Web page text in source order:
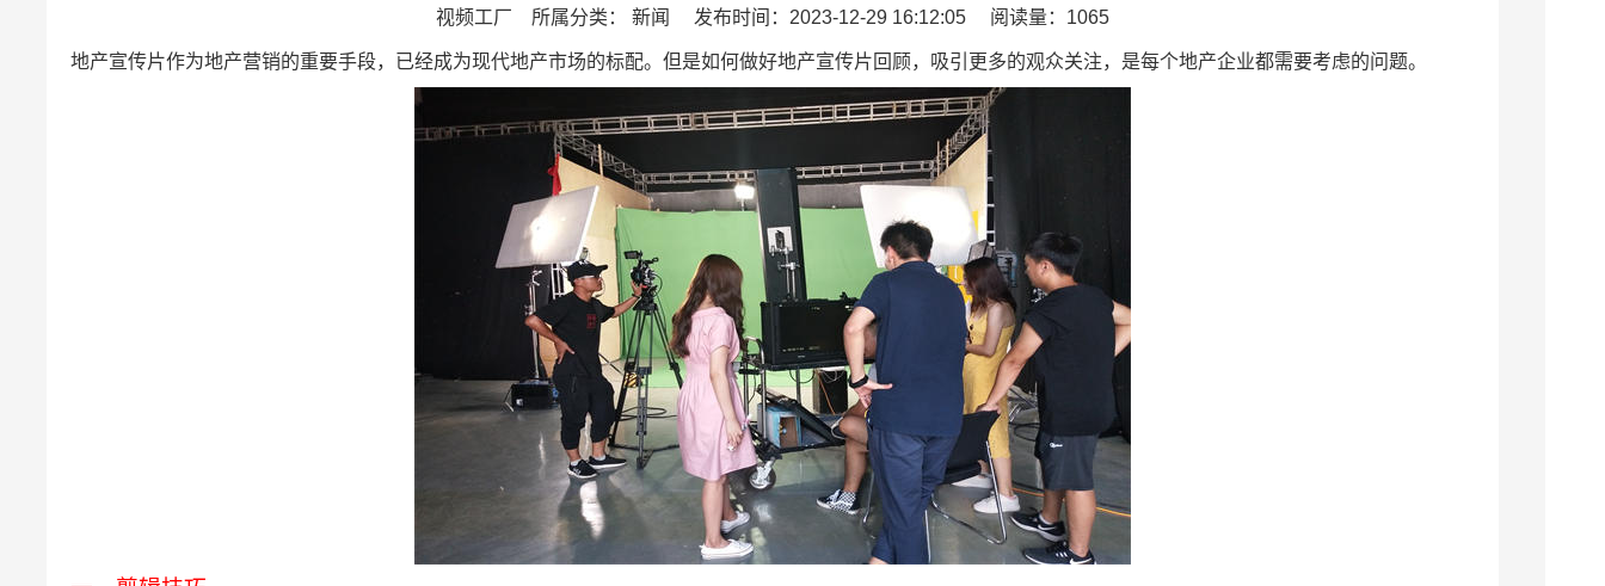
视频工厂 所属分类： 新闻 发布时间：2023-12-29 16:12:05 阅读量：1065
地产宣传片作为地产营销的重要手段，已经成为现代地产市场的标配。但是如何做好地产宣传片回顾，吸引更多的观众关注，是每个地产企业都需要考虑的问题。